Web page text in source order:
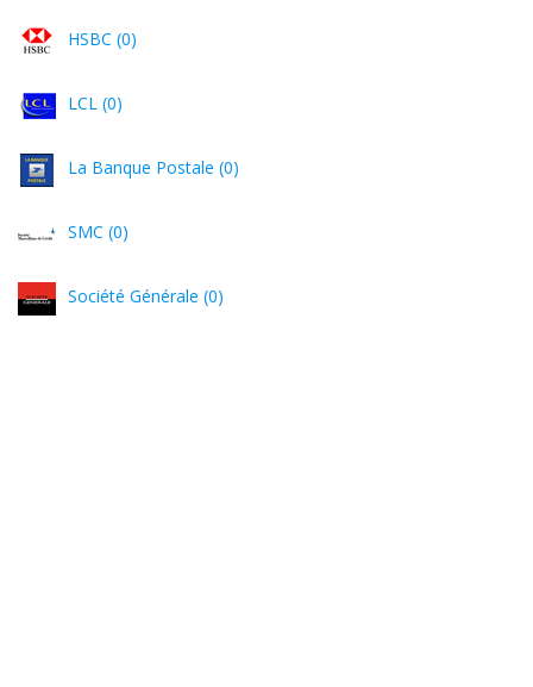
HSBC (0)
LCL (0)
La Banque Postale (0)
SMC (0)
Société Générale (0)